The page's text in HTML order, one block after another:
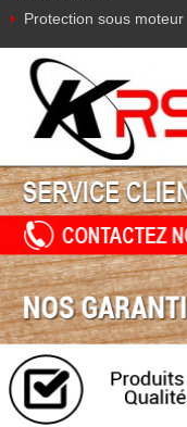
Protection sous moteur